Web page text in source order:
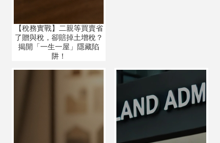
【稅務實戰】二親等買賣省
了贈與稅，卻賠掉土增稅？
揭開「一生一屋」隱藏陷
阱！